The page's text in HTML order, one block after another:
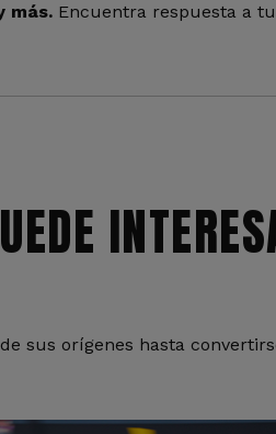
más. Encuentra respuesta a
sus orígenes hasta